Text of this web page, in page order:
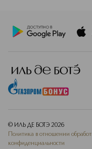
© ИЛЬ ДЕ БОТЭ 2026
Политика в отношении
конфиденциальности